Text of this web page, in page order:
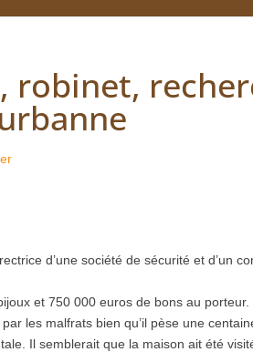
robinet,
d’une société de sécurité et d’un
et 750 000 euros de bons au porteur.
les malfrats bien qu’il pèse une
Il semblerait que la maison ait été